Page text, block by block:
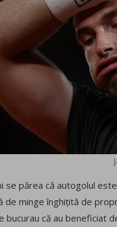
se părea că autogolul
de minge înghițită de
că au beneficiat